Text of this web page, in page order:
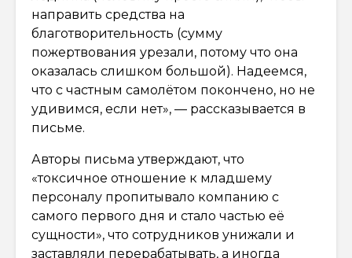
направить средства на
благотворительность (сумму
пожертвования урезали, потому что она
оказалась слишком большой). Надеемся,
что с частным самолётом покончено, но не
удивимся, если нет», — рассказывается в
письме.
Авторы письма утверждают, что
«токсичное отношение к младшему
персоналу пропитывало компанию с
самого первого дня и стало частью её
сущности», что сотрудников унижали и
заставляли перерабатывать, а иногда